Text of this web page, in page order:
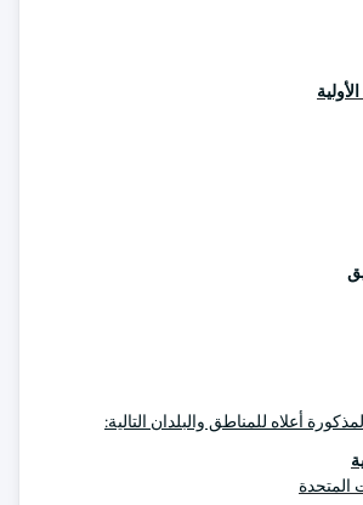
أعلاه للمناطق والبلدان التالية:
المتحدة